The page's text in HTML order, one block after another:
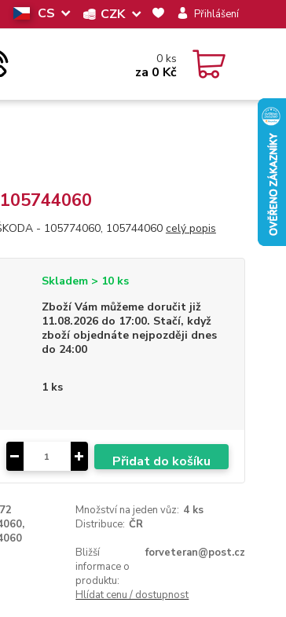
CS CZK Přihlášení
0 ks
za 0 Kč
- 105774060, 105744060 celý popis
Skladem > 10 ks
Zboží Vám můžeme doručit již
11.08.2026 do 17:00. Stačí, když
zboží objednáte nejpozději dnes
do 24:00
1 ks
Přidat do košíku
Množství na jeden vůz: 4 ks
Distribuce: ČR
Bližší
informace o
produktu:
forveteran@post.cz
Hlídat cenu / dostupnost